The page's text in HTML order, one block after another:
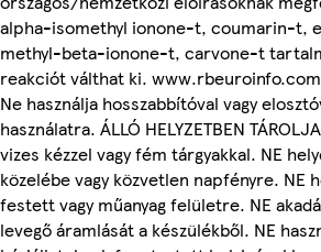
alpha-isomethyl ionone-t, coumarin-t,
methyl-beta-ionone-t, carvone-t
reakciót válthat ki. www.rbeuroinfo.com
Ne használja hosszabbítóval vagy
használatra. ÁLLÓ HELYZETBEN
vizes kézzel vagy fém tárgyakkal. NE
közelébe vagy közvetlen napfényre. NE
festett vagy műanyag felületre. NE
levegő áramlását a készülékből. NE